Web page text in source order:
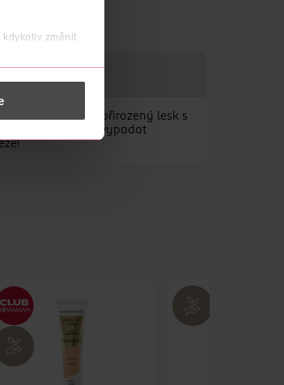
kdykoliv změnit
rty a dodává jim přirozený lesk s
budou vaše rty vypadat